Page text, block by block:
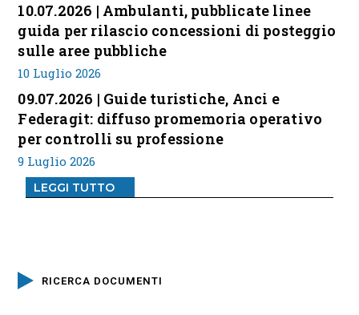
10.07.2026 | Ambulanti, pubblicate linee
guida per rilascio concessioni di posteggio
sulle aree pubbliche
10 Luglio 2026
09.07.2026 | Guide turistiche, Anci e
Federagit: diffuso promemoria operativo
per controlli su professione
9 Luglio 2026
LEGGI TUTTO
RICERCA DOCUMENTI